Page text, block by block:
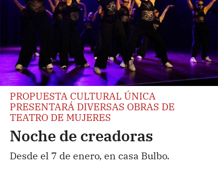
PROPUESTA CULTURAL ÚNICA
PRESENTARÁ DIVERSAS OBRAS DE
TEATRO DE MUJERES
Noche de creadoras
Desde el 7 de enero, en casa Bulbo.